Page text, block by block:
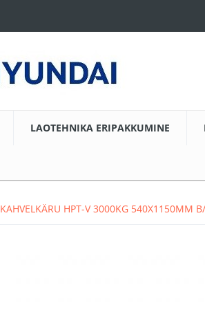
LAOTEHNIKA ERIPAKKUMINE
KAHVELKÄRU HPT-V 3000KG 540X1150MM